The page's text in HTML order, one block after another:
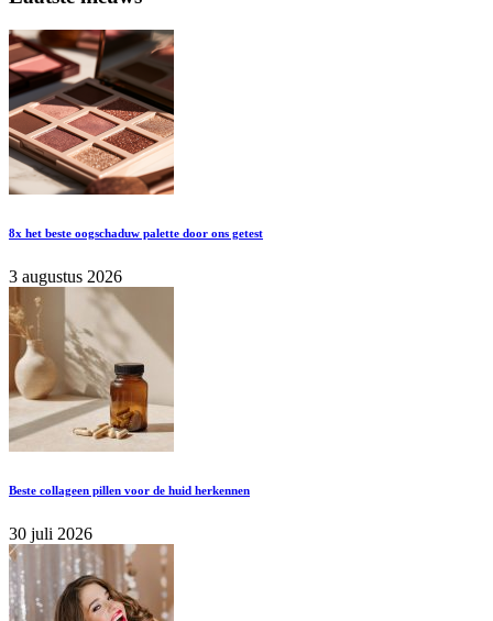
8x het beste oogschaduw palette door ons getest
3 augustus 2026
Beste collageen pillen voor de huid herkennen
30 juli 2026